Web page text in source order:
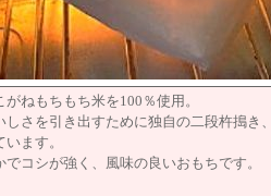
がねもちもち米を100％使用。
しさを引き出すために独自の二段杵搗き
ます。
でコシが強く、風味の良いおもちです。